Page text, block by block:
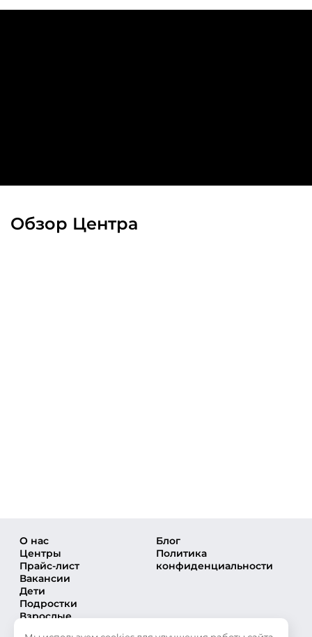
Обзор Центра
О нас
Центры
Прайс-лист
Вакансии
Дети
Подростки
Взрослые
Блог
Политика
конфиденциальности